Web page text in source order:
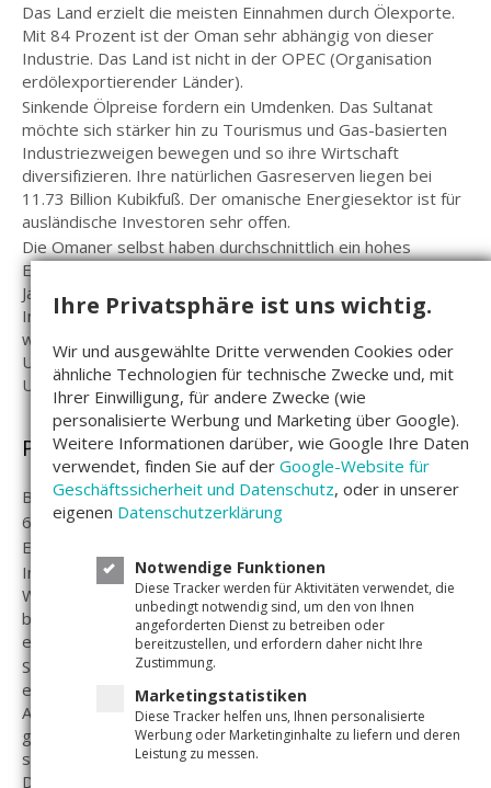
Das Land erzielt die meisten Einnahmen durch Ölexporte.
Mit 84 Prozent ist der Oman sehr abhängig von dieser
Industrie. Das Land ist nicht in der OPEC (Organisation
erdölexportierender Länder).
Sinkende Ölpreise fordern ein Umdenken. Das Sultanat
möchte sich stärker hin zu Tourismus und Gas-basierten
Industriezweigen bewegen und so ihre Wirtschaft
diversifizieren. Ihre natürlichen Gasreserven liegen bei
11.73 Billion Kubikfuß. Der omanische Energiesektor ist für
ausländische Investoren sehr offen.
Die Omaner selbst haben durchschnittlich ein hohes
Einkommen, das Land wandelte sich in den letzten
Jahrzehnten zu einem wohlhabenden Staat. Die ausgebaute
Infrastruktur macht Großprojekte möglich. Gleichzeitig
werden Anreize und Förderprogramme für ausländische
Unternehmer und Investoren geschaffen, unter anderem
Unternehmens- und Einkommenssteuerfreiheit.
Platz 9: Indien
BIP: 2,3 Billionen Dollar
6.694 Dollar BIP pro Kopf
Einwohnerzahl: 1,3 Milliarden
Indien gilt als die bevölkerungsreichste Demokratie der
Welt. Seine Volkswirtschaft ist für ihr schnelles Wachstum
bekannt. Besonders der Dienstleistungssektor ist ein
entscheidender Faktor.
Seine gebildeten Arbeitskräfte sind weltbekannt. Durch ihre
englischen Sprachkenntnisse haben sich die indischen
Arbeiter im Outsourcing bei Dienstleistung einen Namen
gemacht. IT und Software-Arbeiter sind zahlreich in dem
südostasiatischen Land vorhanden und gut ausgebildet.
Die Agrarwirtschaft ist ein weiterer Wirtschaftszweig, der
Ihre Privatsphäre ist uns wichtig.
Wir und ausgewählte Dritte verwenden Cookies oder
ähnliche Technologien für technische Zwecke und, mit
Ihrer Einwilligung, für andere Zwecke (wie
personalisierte Werbung und Marketing über Google).
Weitere Informationen darüber, wie Google Ihre Daten
verwendet, finden Sie auf der Google-Website für
Geschäftssicherheit und Datenschutz, oder in unserer
eigenen Datenschutzerklärung
Notwendige Funktionen
Diese Tracker werden für Aktivitäten verwendet, die
unbedingt notwendig sind, um den von Ihnen
angeforderten Dienst zu betreiben oder
bereitzustellen, und erfordern daher nicht Ihre
Zustimmung.
Marketingstatistiken
Diese Tracker helfen uns, Ihnen personalisierte
Werbung oder Marketinginhalte zu liefern und deren
Leistung zu messen.